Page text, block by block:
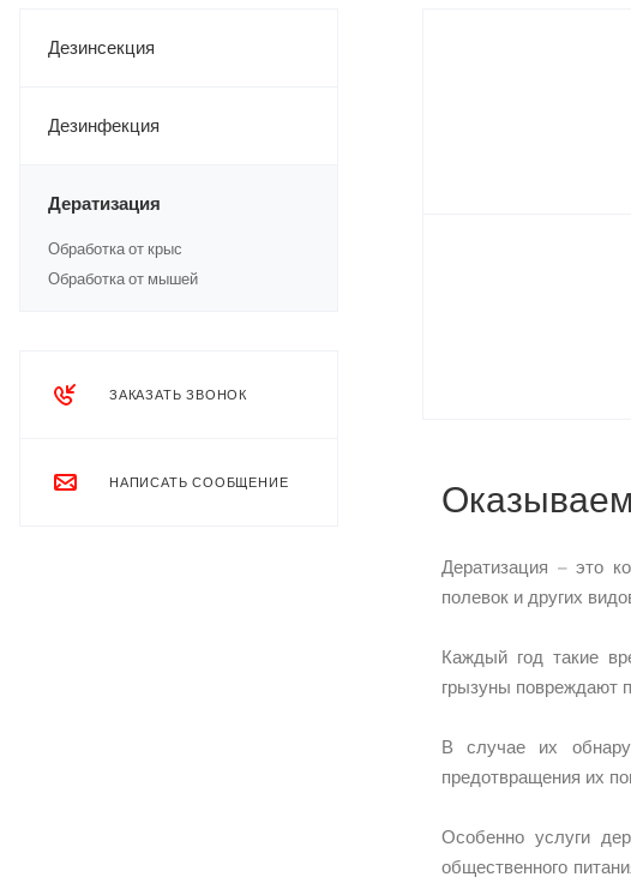
Дезинсекция
Дезинфекция
Дератизация
Обработка от крыс
Обработка от мышей
ЗАКАЗАТЬ ЗВОНОК
НАПИСАТЬ СООБЩЕНИЕ
Дератизация – это
полевок и других
Каждый год такие
грызуны повреждают
В случае их
предотвращения их
Особенно услуги
общественного